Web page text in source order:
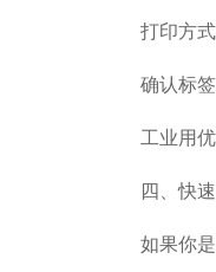
打印方
确认标
工业用
四、快
如果你